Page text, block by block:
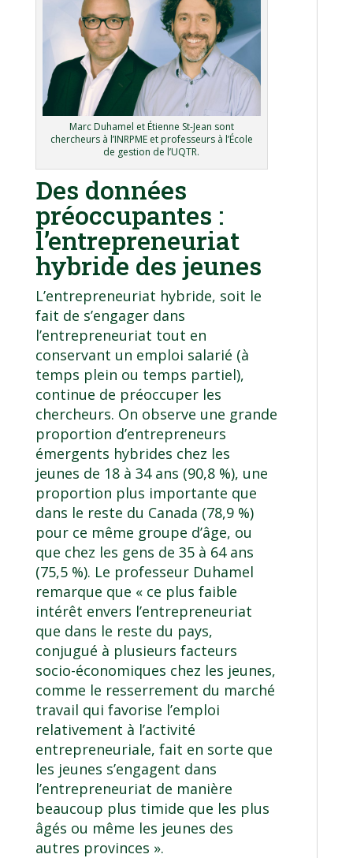
Marc Duhamel et Étienne St-Jean sont
chercheurs à l’INRPME et professeurs à l’École
de gestion de l’UQTR.
Des données
préoccupantes :
l’entrepreneuriat
hybride des jeunes
L’entrepreneuriat hybride, soit le
fait de s’engager dans
l’entrepreneuriat tout en
conservant un emploi salarié (à
temps plein ou temps partiel),
continue de préoccuper les
chercheurs. On observe une grande
proportion d’entrepreneurs
émergents hybrides chez les
jeunes de 18 à 34 ans (90,8 %), une
proportion plus importante que
dans le reste du Canada (78,9 %)
pour ce même groupe d’âge, ou
que chez les gens de 35 à 64 ans
(75,5 %). Le professeur Duhamel
remarque que « ce plus faible
intérêt envers l’entrepreneuriat
que dans le reste du pays,
conjugué à plusieurs facteurs
socio-économiques chez les jeunes,
comme le resserrement du marché
travail qui favorise l’emploi
relativement à l’activité
entrepreneuriale, fait en sorte que
les jeunes s’engagent dans
l’entrepreneuriat de manière
beaucoup plus timide que les plus
âgés ou même les jeunes des
autres provinces ».